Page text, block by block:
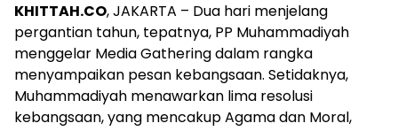
KHITTAH.CO, JAKARTA – Dua hari menjelang
pergantian tahun, tepatnya, PP Muhammadiyah
menggelar Media Gathering dalam rangka
menyampaikan pesan kebangsaan. Setidaknya,
Muhammadiyah menawarkan lima resolusi
kebangsaan, yang mencakup Agama dan Moral,